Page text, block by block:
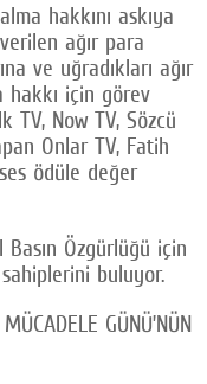
hakkını askıya
ağır para
ve uğradıkları ağır
hakkı için görev
TV, Now TV, Sözcü
Onlar TV, Fatih
ödüle değer
Basın Özgürlüğü için
buluyor.
GÜNÜ’NÜN